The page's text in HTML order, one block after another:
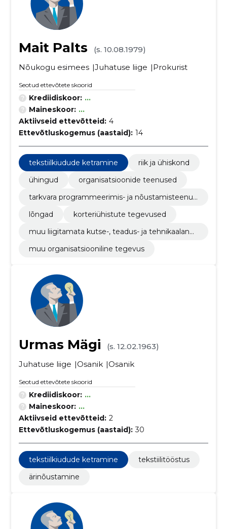
Mait Palts
(s. 10.08.1979)
Nõukogu esimees Juhatuse liige Prokurist
Seotud ettevõtete skoorid
Krediidiskoor: ...
Maineskoor: ...
Aktiivseid ettevõtteid: 4
Ettevõtluskogemus (aastaid): 14
tekstiilkiudude ketramine
riik ja ühiskond
ühingud
organisatsioonide teenused
tarkvara programmeerimis- ja nõustamisteenus
lõngad
korteriühistute tegevused
muu liigitamata kutse-, teadus- ja tehnikaalane
muu organisatsiooniline tegevus
Urmas Mägi
(s. 12.02.1963)
Juhatuse liige
Osanik Osanik
Seotud ettevõtete skoorid
Krediidiskoor: ...
Maineskoor: ...
Aktiivseid ettevõtteid: 2
Ettevõtluskogemus (aastaid): 30
tekstiilkiudude ketramine
tekstiilitööstus
ärinõustamine